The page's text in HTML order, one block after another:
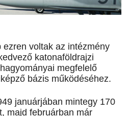
voltak az intézmény
katonaföldrajzi
megfelelő
bázis működéséhez.
januárjában mintegy 170
majd februárban már